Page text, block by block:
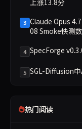
3 Claude Opus
08 Smoke快测
4 SpecForge
5 SGL-Diffusion
热门阅读